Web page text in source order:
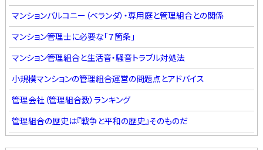
マンションバルコニー（ベランダ）・専用庭と管理組合との関係
マンション管理士に必要な「７箇条」
マンション管理組合と生活音・騒音トラブル対処法
小規模マンションの管理組合運営の問題点とアドバイス
管理会社（管理組合数）ランキング
管理組合の歴史は『戦争と平和の歴史』そのものだ